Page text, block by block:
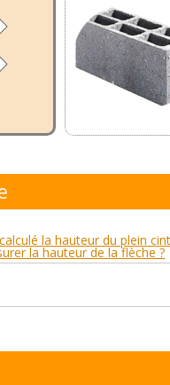
la hauteur du plein
la hauteur de la flèche ?